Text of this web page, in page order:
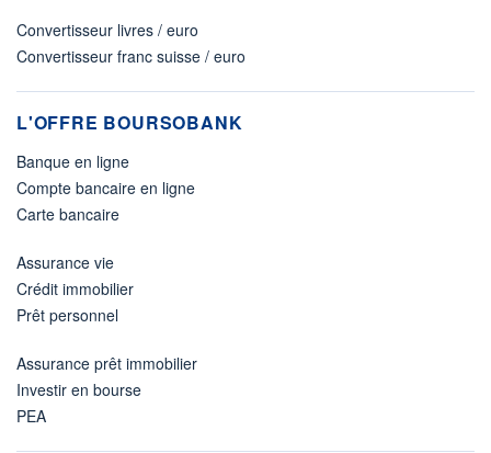
Convertisseur livres / euro
Convertisseur franc suisse / euro
L'OFFRE BOURSOBANK
Banque en ligne
Compte bancaire en ligne
Carte bancaire
Assurance vie
Crédit immobilier
Prêt personnel
Assurance prêt immobilier
Investir en bourse
PEA